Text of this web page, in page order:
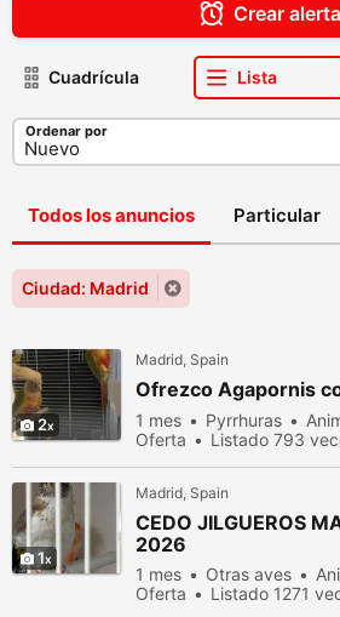
Crear alerta
Cuadrícula Lista
Ordenar por
Todos los anuncios Particular
Ciudad: Madrid
2
Madrid, Spain
Ofrezco Agapornis
1 mes Pyrrhuras
Oferta
Listado 793
1
Madrid, Spain
CEDO JILGUEROS
2026
1 mes Otras aves
Oferta
Listado 1271